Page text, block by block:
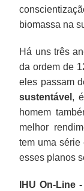
biomassa na
Há uns três
da ordem de
eles passam
sustentável ,
homem
melhor
tem uma série
esses planos
IHU On-Line